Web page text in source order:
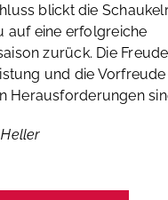
blickt die
auf eine erfolgreiche
zurück. Die
und die
Herausforderungen